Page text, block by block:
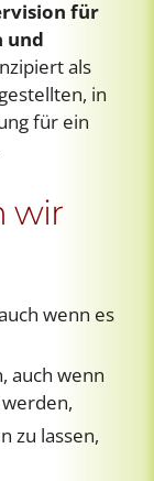
für
und
als
in
für ein
wir
wenn es
auch wenn
zu lassen,